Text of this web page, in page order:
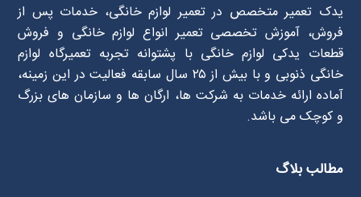
یدک تعمیر متخصص در تعمیر لوازم خانگی، خدمات پس از
فروش، آموزش تخصصی تعمیر انواع لوازم خانگی و فروش
قطعات یدکی لوازم خانگی با پشتوانه تجربه تعمیرگاه لوازم
خانگی ذنوبی و با بیش از ۲۵ سال سابقه فعالیت در این زمینه،
آماده ارائه خدمات به شرکت ها، ارگان ها و سازمان های بزرگ
و کوچک می باشد.
مطالب بلاگ